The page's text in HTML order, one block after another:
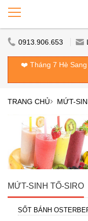
0913.906.653
❤️ Tháng 7 Hè Sang
TRANG CHỦ MỨT-
MỨT-SINH TỐ-SIRO
SỐT BÁNH